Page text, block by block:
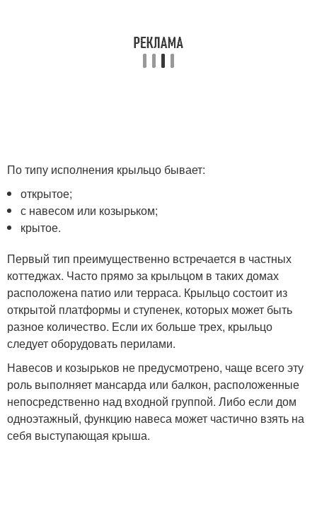
По типу исполнения крыльцо бывает:
открытое;
с навесом или козырьком;
крытое.
Первый тип преимущественно встречается в частных
коттеджах. Часто прямо за крыльцом в таких домах
расположена патио или терраса. Крыльцо состоит из
открытой платформы и ступенек, которых может быть
разное количество. Если их больше трех, крыльцо
следует оборудовать перилами.
Навесов и козырьков не предусмотрено, чаще всего эту
роль выполняет мансарда или балкон, расположенные
непосредственно над входной группой. Либо если дом
одноэтажный, функцию навеса может частично взять на
себя выступающая крыша.